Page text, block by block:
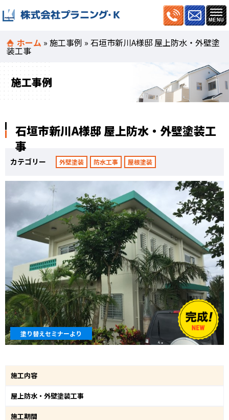
ホーム »施工事例 »石垣市新川A様邸 屋上防水・外壁塗
装工事
施工事例
石垣市新川A様邸 屋上防水・外壁塗装工
事
カテゴリー 外壁塗装 防水工事 屋根塗装
塗り替えセミナーより
施工内容
屋上防水・外壁塗装工事
施工期間